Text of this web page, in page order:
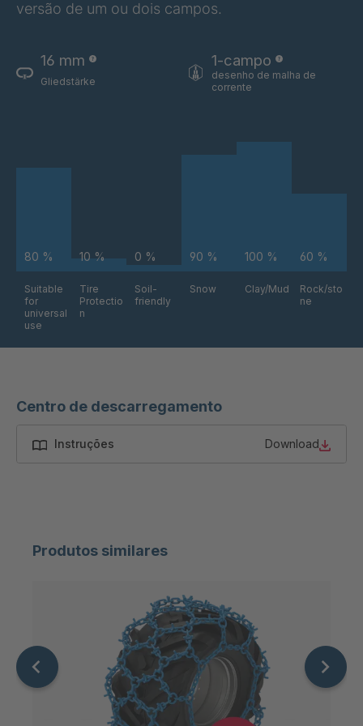
FG 180 6/1
FG 224 6/1
versão de um ou dois campos.
16 mm
Gliedstärke
1-campo
desenho de malha de
corrente
80 %
Suitable
for
universal
use
10 %
Tire
Protectio
n
0 %
Soil-
friendly
90 %
Snow
100 %
Clay/Mud
60 %
Rock/sto
ne
Centro de descarregamento
Instruções Download
Produtos similares